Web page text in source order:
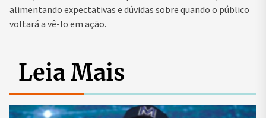
alimentando expectativas e dúvidas sobre quando o público
voltará a vê-lo em ação.
Leia Mais